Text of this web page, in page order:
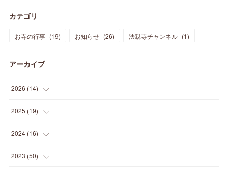
カテゴリ
お寺の行事 (19) お知らせ (26) 法親寺チャンネル (1)
アーカイブ
2026 (14)
(3
(3
(3
2025 (19)
(1
(1
2024 (16)
(3
2023 (50)